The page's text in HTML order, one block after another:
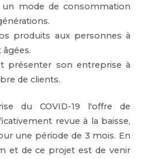
mode de consommation
produits aux personnes à
présenter son entreprise à
de clients.
du COVID-19 l'offre de
revue à la baisse,
une période de 3 mois. En
et de ce projet est de venir